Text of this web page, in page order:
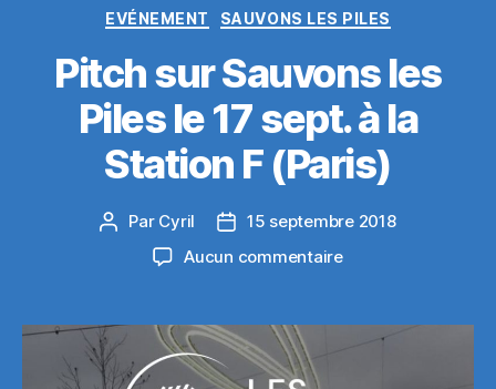
Catégories
EVÉNEMENT SAUVONS LES PILES
Pitch sur Sauvons les
Piles le 17 sept. à la
Station F (Paris)
Auteur
l’article
Par Cyril
Date15 septembre 2018
Aucun commentairesur
Sauvons